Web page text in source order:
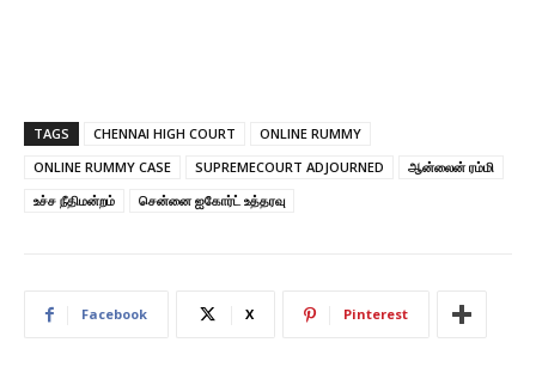
TAGS CHENNAI HIGH COURT
ONLINE RUMMY
ONLINE RUMMY CASE
SUPREMECOURT ADJOURNED
ஆன்லைன் ரம்மி
உச்ச நீதிமன்றம்
சென்னை ஐகோர்ட் உத்தரவு
Facebook X Pinterest